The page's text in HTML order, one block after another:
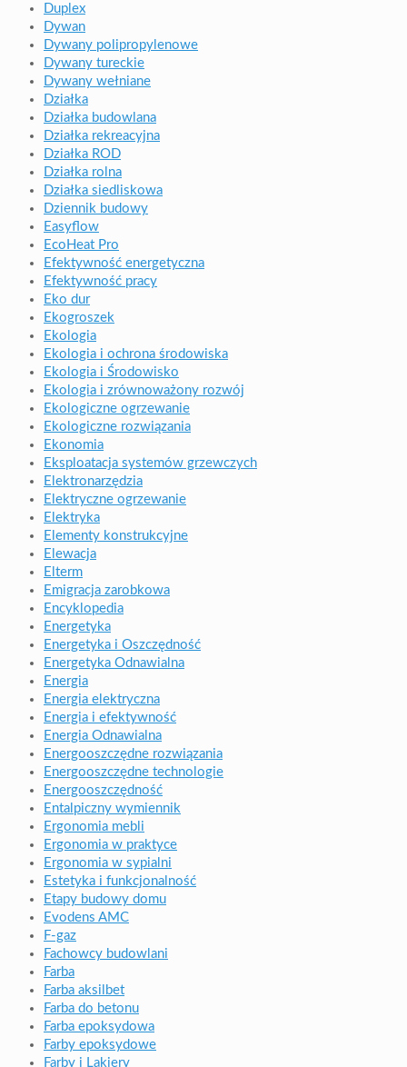
Duplex
Dywan
Dywany polipropylenowe
Dywany tureckie
Dywany wełniane
Działka
Działka budowlana
Działka rekreacyjna
Działka ROD
Działka rolna
Działka siedliskowa
Dziennik budowy
Easyflow
EcoHeat Pro
Efektywność energetyczna
Efektywność pracy
Eko dur
Ekogroszek
Ekologia
Ekologia i ochrona środowiska
Ekologia i Środowisko
Ekologia i zrównoważony rozwój
Ekologiczne ogrzewanie
Ekologiczne rozwiązania
Ekonomia
Eksploatacja systemów grzewczych
Elektronarzędzia
Elektryczne ogrzewanie
Elektryka
Elementy konstrukcyjne
Elewacja
Elterm
Emigracja zarobkowa
Encyklopedia
Energetyka
Energetyka i Oszczędność
Energetyka Odnawialna
Energia
Energia elektryczna
Energia i efektywność
Energia Odnawialna
Energooszczędne rozwiązania
Energooszczędne technologie
Energooszczędność
Entalpiczny wymiennik
Ergonomia mebli
Ergonomia w praktyce
Ergonomia w sypialni
Estetyka i funkcjonalność
Etapy budowy domu
Evodens AMC
F-gaz
Fachowcy budowlani
Farba
Farba aksilbet
Farba do betonu
Farba epoksydowa
Farby epoksydowe
Farby i Lakiery